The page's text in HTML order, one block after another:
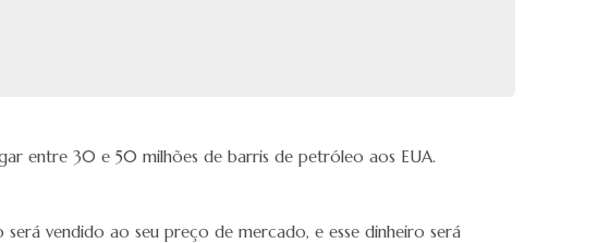
entre 30 e 50 milhões de barris de petróleo aos EUA.
vendido ao seu preço de mercado, e esse dinheiro será